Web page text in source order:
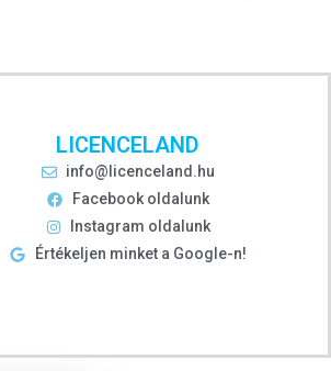
LICENCELAND
info@licenceland.hu
Facebook oldalunk
Instagram oldalunk
Értékeljen minket a Google-n!